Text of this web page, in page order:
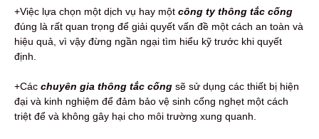
+Việc lựa chọn một dịch vụ hay một công ty thông tắc cống
đúng là rất quan trọng để giải quyết vấn đề một cách an toàn và
hiệu quả, vì vậy đừng ngần ngại tìm hiểu kỹ trước khi quyết
định.
+Các chuyên gia thông tắc cống sẽ sử dụng các thiết bị hiện
đại và kinh nghiệm để đảm bảo vệ sinh cống nghẹt một cách
triệt để và không gây hại cho môi trường xung quanh.